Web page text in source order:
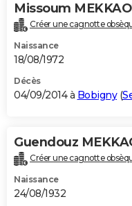
Missoum
Créer une cagnotte
Naissance
18/08/1972
Décès
04/09/2014 à Bobigny(
Guendouz
Créer une cagnotte
Naissance
24/08/1932